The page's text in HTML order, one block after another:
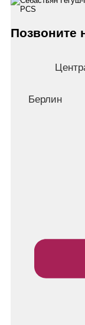
Позвоните
Берлин